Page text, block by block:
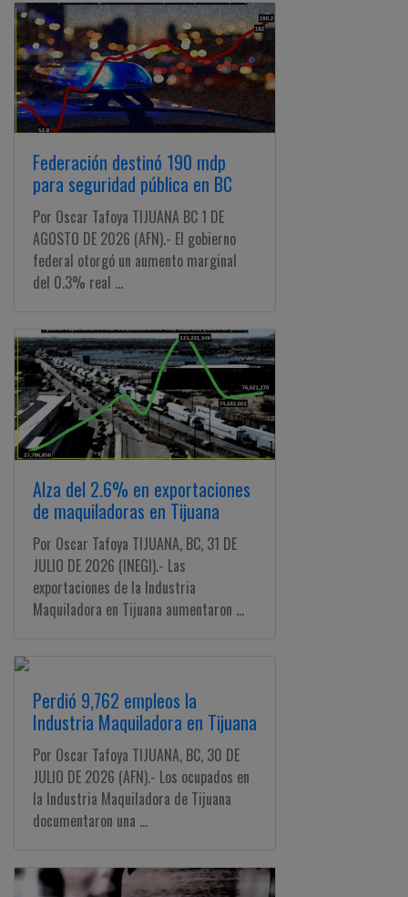
Federación destinó 190 mdp
para seguridad pública en BC
Por Oscar Tafoya TIJUANA BC 1 DE
AGOSTO DE 2026 (AFN).- El gobierno
federal otorgó un aumento marginal
del 0.3% real ...
Alza del 2.6% en exportaciones
de maquiladoras en Tijuana
Por Oscar Tafoya TIJUANA, BC, 31 DE
JULIO DE 2026 (INEGI).- Las
exportaciones de la Industria
Maquiladora en Tijuana aumentaron ...
Perdió 9,762 empleos la
Industria Maquiladora en Tijuana
Por Oscar Tafoya TIJUANA, BC, 30 DE
JULIO DE 2026 (AFN).- Los ocupados en
la Industria Maquiladora de Tijuana
documentaron una ...